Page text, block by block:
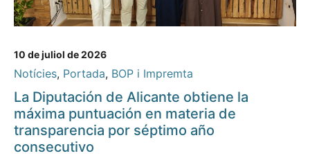
10 de juliol de 2026
Notícies, Portada, BOP i Impremta
La Diputación de Alicante obtiene la
máxima puntuación en materia de
transparencia por séptimo año
consecutivo